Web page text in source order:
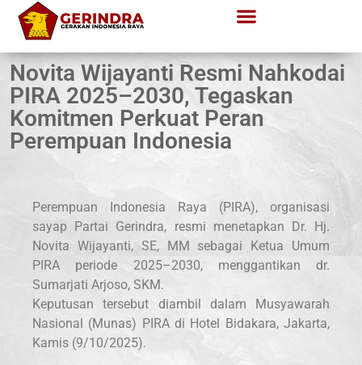
Novita Wijayanti Resmi Nahkodai
PIRA 2025–2030, Tegaskan
Komitmen Perkuat Peran
Perempuan Indonesia
Perempuan Indonesia Raya (PIRA), organisasi
sayap Partai Gerindra, resmi menetapkan Dr. Hj.
Novita Wijayanti, SE, MM sebagai Ketua Umum
PIRA periode 2025–2030, menggantikan dr.
Sumarjati Arjoso, SKM.
Keputusan tersebut diambil dalam Musyawarah
Nasional (Munas) PIRA di Hotel Bidakara, Jakarta,
Kamis (9/10/2025).